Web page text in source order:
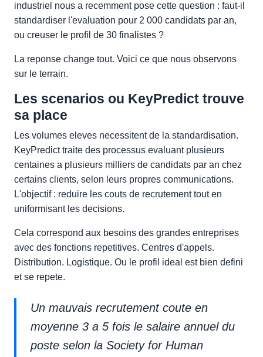
industriel nous a recemment pose cette question : faut-il
standardiser l'evaluation pour 2 000 candidats par an,
ou creuser le profil de 30 finalistes ?
La reponse change tout. Voici ce que nous observons
sur le terrain.
Les scenarios ou KeyPredict trouve
sa place
Les volumes eleves necessitent de la standardisation.
KeyPredict traite des processus evaluant plusieurs
centaines a plusieurs milliers de candidats par an chez
certains clients, selon leurs propres communications.
L'objectif : reduire les couts de recrutement tout en
uniformisant les decisions.
Cela correspond aux besoins des grandes entreprises
avec des fonctions repetitives. Centres d'appels.
Distribution. Logistique. Ou le profil ideal est bien defini
et se repete.
Un mauvais recrutement coute en
moyenne 3 a 5 fois le salaire annuel du
poste selon la Society for Human